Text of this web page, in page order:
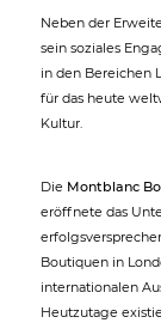
Neben der
sein soziales
in den Bereichen
für das heute
Kultur.
Die Montblanc
eröffnete das
Boutiquen in
internationalen
Heutzutage